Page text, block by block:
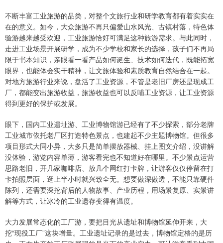
不断丰富工业旅游的品类，对整个文旅行业和研学教育都有着实实在
在的意义。如今，大众旅游不再只偏爱山水风光、古镇村落，特色体
验游越来越受欢迎，工业旅游恰好可满足这种旅游需求。与此同时，
走进工业场景开展研学，成为不少学校和家长的选择，孩子们不再局
限于书本知识，亲眼看一看产品如何诞生、技术如何迭代，既能拓宽
眼界，也能体会实干精神，让文旅体验和素质教育自然结合在一起。
对地方旅游行业来说，盘活了工业资源，不管是老旧厂房还是现成工
厂，都能变出旅游收益，旅游收益也可以反哺工业资源，让工业资源
得到更好的保护或发展。
眼下，国内工业遗址游、工业博物馆游已经有了不少探索，部分老牌
工业城市依托老厂区打造特色景点，也建起不少主题博物馆。但很多
项目形式大同小异，大多只是简单摆放器械、挂上图文介绍，没讲解
没体验，游览内容单薄，游客看完也不知道好在哪里。不少景点运营
思路老旧，开几家咖啡店、放几个网红打卡牌，让游客仅仅停留在打
卡拍照层面，逛上半小时就兴致全无。想要做深做透，不能只靠硬件
陈列，还需要深挖背后的人物故事、产业历程，用场景复原、实景讲
解等方式，让冰冷的工业遗存变得有温度。
大力发展常态化的工厂游，要把目光从遗址和博物馆延伸开来，大
挖“现役工厂”这块增量。工业遗址记录的是过去，博物馆定格的是历